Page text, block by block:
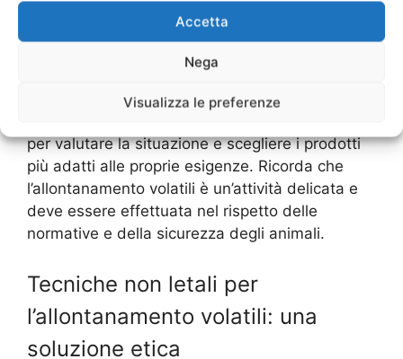
Accetta
Nega
Visualizza le preferenze
base di polimeri che rendono le superfici
scivolose e scomode per gli uccelli.
In ogni caso, è consigliabile rivolgersi a
per valutare la situazione e scegliere i prodotti
più adatti alle proprie esigenze. Ricorda che
l’allontanamento volatili è un’attività delicata e
deve essere effettuata nel rispetto delle
normative e della sicurezza degli animali.
Tecniche non letali per
l’allontanamento volatili: una
soluzione etica